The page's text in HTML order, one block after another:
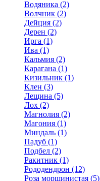
Водяника (2)
Волчник (2)
Дейция (2)
Дерен (2)
Ирга (1)
Ива (1)
Кальмия (2)
Карагана (1)
Кизильник (1)
Клен (3)
Лещина (5)
Лох (2)
Магнолия (2)
Магония (1)
Миндаль (1)
Падуб (1)
Подбел (2)
Ракитник (1)
Рододендрон (12)
Роза морщинистая (5)